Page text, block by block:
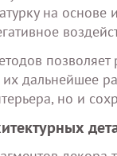
на
позволяет
дальнейшее
но и